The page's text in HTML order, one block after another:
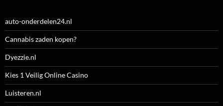
auto-onderdelen24.nl
Cannabis zaden kopen?
Dyezzie.nl
Kies 1 Veilig Online Casino
Luisteren.nl